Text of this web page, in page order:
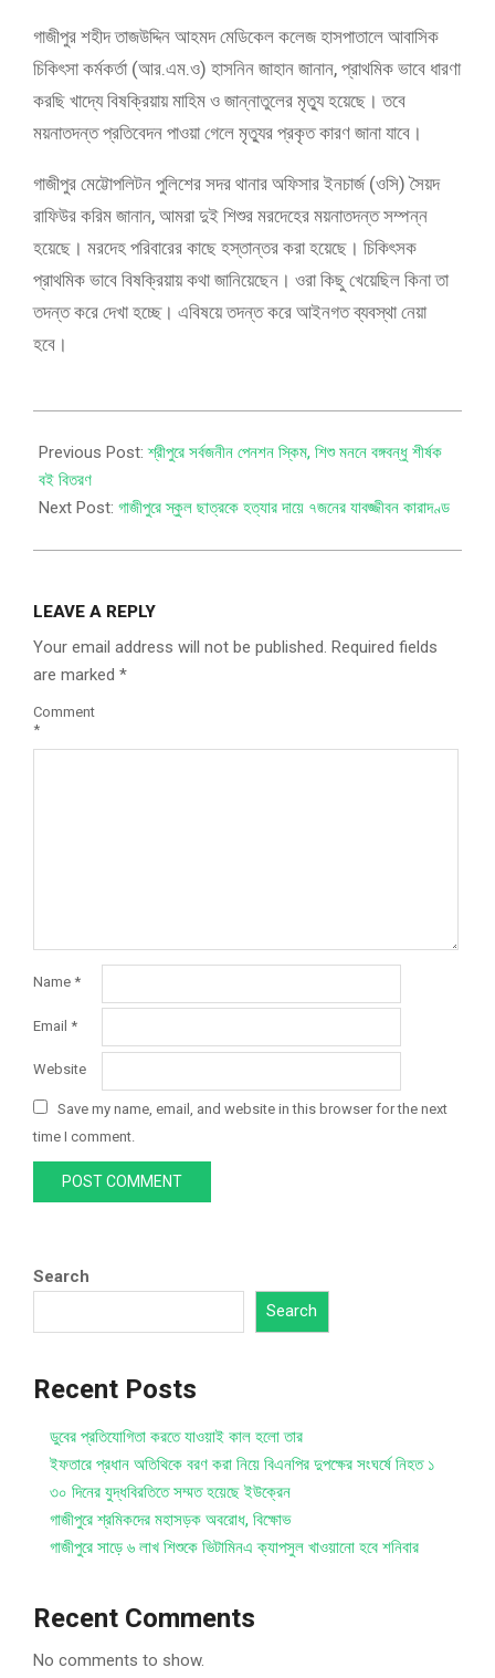
গাজীপুর শহীদ তাজউদ্দিন আহমদ মেডিকেল কলেজ হাসপাতালে আবাসিক
চিকিৎসা কর্মকর্তা (আর.এম.ও) হাসনিন জাহান জানান, প্রাথমিক ভাবে ধারণা
করছি খাদ্যে বিষক্রিয়ায় মাহিম ও জান্নাতুলের মৃত্যু হয়েছে। তবে
ময়নাতদন্ত প্রতিবেদন পাওয়া গেলে মৃত্যুর প্রকৃত কারণ জানা যাবে।
গাজীপুর মেট্টোপলিটন পুলিশের সদর থানার অফিসার ইনচার্জ (ওসি) সৈয়দ
রাফিউর করিম জানান, আমরা দুই শিশুর মরদেহের ময়নাতদন্ত সম্পন্ন
হয়েছে। মরদেহ পরিবারের কাছে হস্তান্তর করা হয়েছে। চিকিৎসক
প্রাথমিক ভাবে বিষক্রিয়ায় কথা জানিয়েছেন। ওরা কিছু খেয়েছিল কিনা তা
তদন্ত করে দেখা হচ্ছে। এবিষয়ে তদন্ত করে আইনগত ব্যবস্থা নেয়া
হবে।
Previous Post:শ্রীপুরে সর্বজনীন পেনশন স্কিম, শিশু মননে বঙ্গবন্ধু শীর্ষক
বই বিতরণ
Next Post: গাজীপুরে স্কুল ছাত্রকে হত্যার দায়ে ৭জনের যাবজ্জীবন কারাদণ্ড
LEAVE A REPLY
Your email address will not be published. Required fields
are marked *
Comment
*
Name *
Email *
Website
Save my name, email, and website in this browser for the next
time I comment.
Search
Search
Recent Posts
ডুবের প্রতিযোগিতা করতে যাওয়াই কাল হলো তার
ইফতারে প্রধান অতিথিকে বরণ করা নিয়ে বিএনপির দুপক্ষের সংঘর্ষে নিহত ১
৩০ দিনের যুদ্ধবিরতিতে সম্মত হয়েছে ইউক্রেন
গাজীপুরে শ্রমিকদের মহাসড়ক অবরোধ, বিক্ষোভ
গাজীপুরে সাড়ে ৬ লাখ শিশুকে ভিটামিনএ ক্যাপসুল খাওয়ানো হবে শনিবার
Recent Comments
No comments to show.